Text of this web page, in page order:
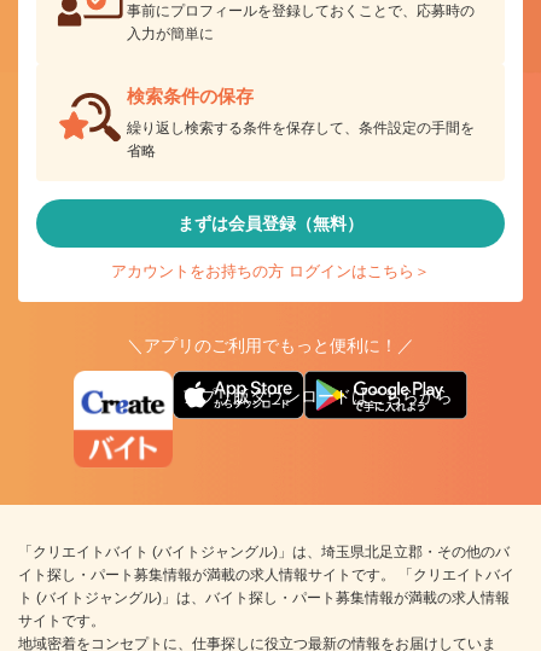
事前にプロフィールを登録しておくことで、応募時の
入力が簡単に
検索条件の保存
繰り返し検索する条件を保存して、条件設定の手間を
省略
まずは会員登録（無料）
アカウントをお持ちの方 ログインはこちら＞
＼アプリのご利用でもっと便利に！／
アプリ版ダウンロードはこちらから
「クリエイトバイト (バイトジャングル)」は、埼玉県北足立郡・その他のバ
イト探し・パート募集情報が満載の求人情報サイトです。 「クリエイトバイ
ト (バイトジャングル)」は、バイト探し・パート募集情報が満載の求人情報
サイトです。
地域密着をコンセプトに、仕事探しに役立つ最新の情報をお届けしていま